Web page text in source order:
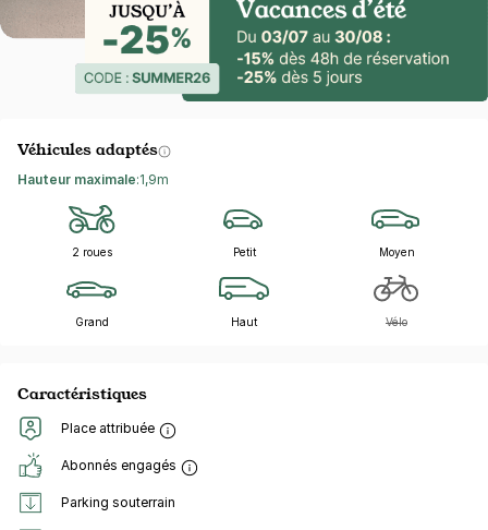
Véhicules adaptés
Hauteur maximale:1,9m
2 roues Petit Moyen
Grand Haut Vélo
Caractéristiques
Place attribuée
Abonnés engagés
Parking souterrain